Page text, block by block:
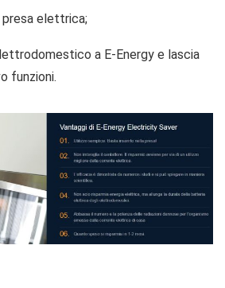
presa elettrica;
a E-Energy e lascia
funzioni.